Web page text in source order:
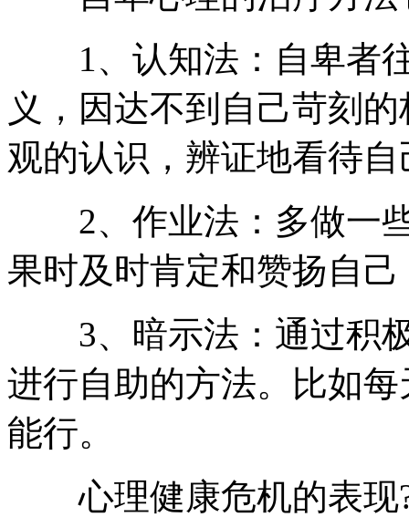
1、认知法：自卑者往
义，因达不到自己苛刻
观的认识，辨证地看待
2、作业法：多做一些
果时及时肯定和赞扬自
3、暗示法：通过积极
进行自助的方法。比如
能行。
心理健康危机的表现